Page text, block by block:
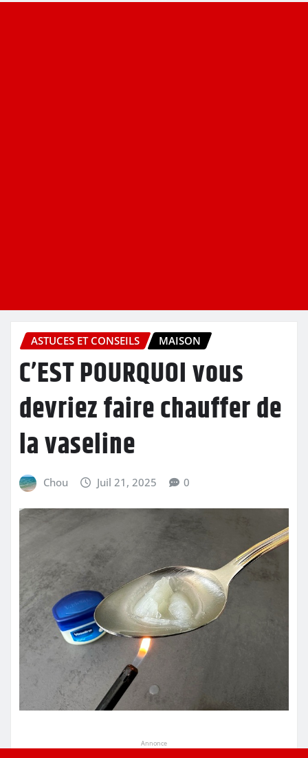
ASTUCES ET CONSEILS MAISON
C’EST POURQUOI vous
devriez faire chauffer de
la vaseline
Chou Juil 21, 2025 0
Annonce